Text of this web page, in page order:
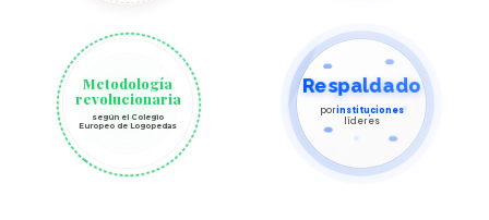
Metodología
revolucionaria
según el Colegio
Europeo de Logopedas
Respaldado
porinstituciones
líderes